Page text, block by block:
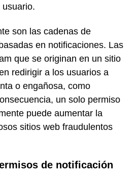
son las cadenas de
en notificaciones. Las
que se originan en un sitio
redirigir a los usuarios a
o engañosa, como
un solo permiso
puede aumentar la
sitios web fraudulentos
de notificación